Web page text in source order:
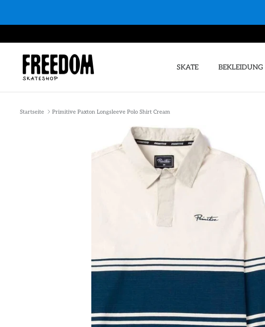
SKATE BEKLEIDUNG
Startseite Primitive Paxton Longsleeve Polo Shirt Cream